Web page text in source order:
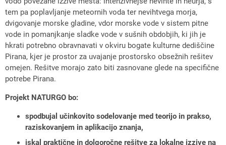
tem pa poplavljanje meteornih voda ter nevihtvega morja,
dvigovanje morske gladine, vdor morske vode v sistem pitne
vode in pomanjkanje sladke vode v sušnih obdobjih, ki jih je
hkrati potrebno obravnavati v okviru bogate kulturne dediščine
Pirana, kjer je prostor za uvajanje prostorsko obsežnih rešitev
omejen. Rešitve morajo zato biti zasnovane glede na specifične
potrebe Pirana.
Projekt NATURGO bo:
spodbujal učinkovito sodelovanje med teorijo in prakso,
raziskovanjem in aplikacijo znanja,
iskal praktične in dolgoročne rešitve za lokalne izzive na